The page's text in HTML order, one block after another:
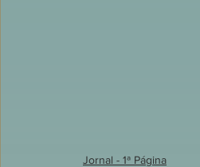
Jornal - 1ª Página